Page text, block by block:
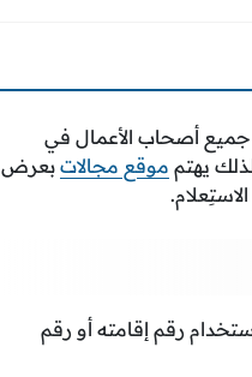
جميع أصحاب الأعمال في
يهتم موقع مجالات بعرض
رقم إقامته أو رقم